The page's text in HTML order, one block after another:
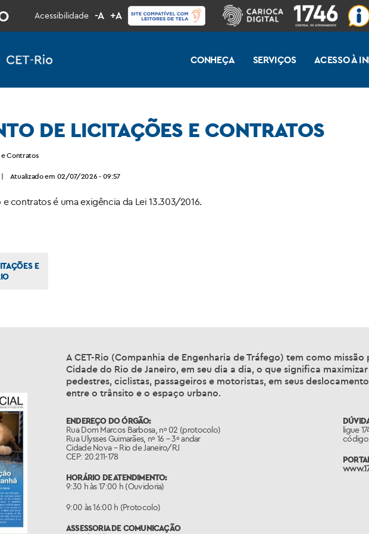
Acessibilidade -A +A
CONHEÇA SERVIÇOS ACESSO À
DE LICITAÇÕES E CONTRATOS
Contratos
| Atualizado em 02/07/2026 - 09:57
contratos é uma exigência da Lei 13.303/2016.
E
A CET-Rio (Companhia de Engenharia de Tráfego) tem como
Cidade do Rio de Janeiro, em seu dia a dia, o que significa
pedestres, ciclistas, passageiros e motoristas, em seus
entre o trânsito e o espaço urbano.
ENDEREÇO DO ÓRGÃO:
Rua Dom Marcos Barbosa, nº 02 (protocolo)
Rua Ulysses Guimarães, nº 16 – 3º andar
Cidade Nova – Rio de Janeiro/RJ
CEP: 20.211-178
HORÁRIO DE ATENDIMENTO:
9:30 h às 17:00 h (Ouvidoria)
9:00 às 16:00 h (Protocolo)
ASSESSORIA DE COMUNICAÇÃO
ligue
código